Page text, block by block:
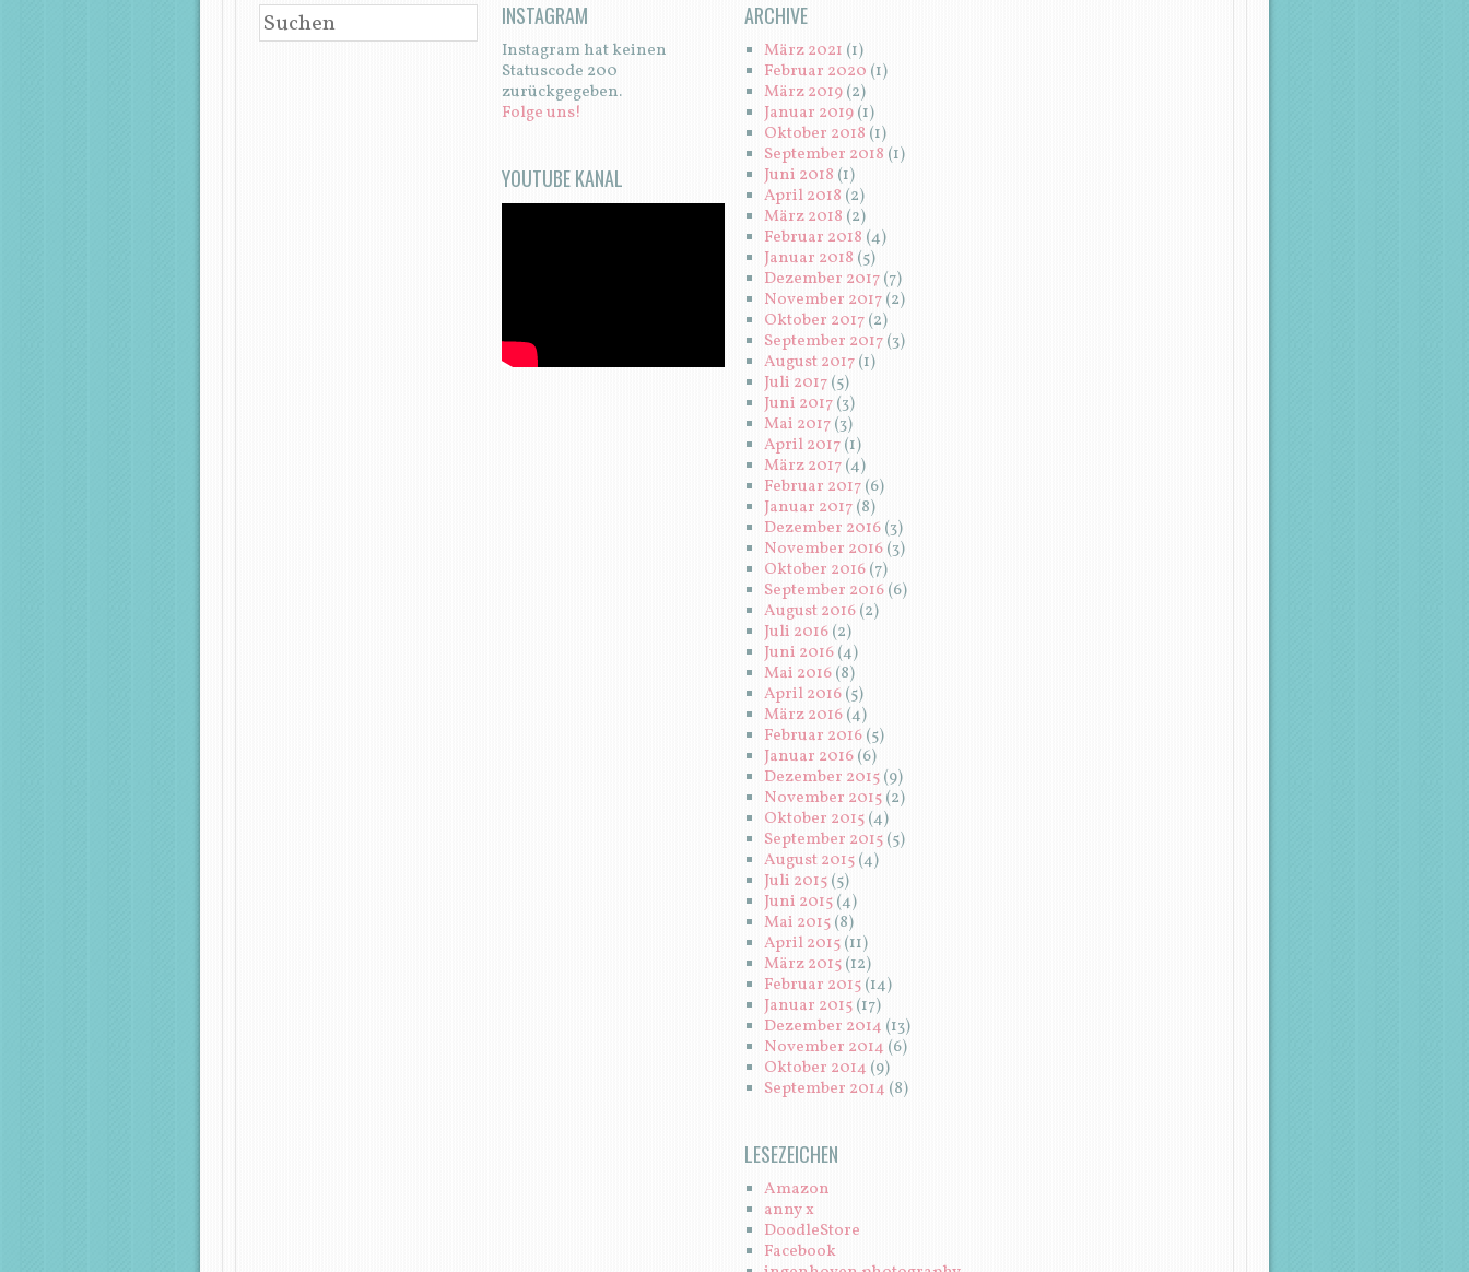
SUCHEN INSTAGRAM
Instagram hat keinen
Statuscode 200
zurückgegeben.
Folge uns!
YOUTUBE KANAL
ARCHIVE
März 2021 (1)
Februar 2020 (1)
März 2019(2)
Januar 2019(1)
Oktober 2018 (1)
September 2018 (1)
Juni 2018 (1)
April 2018 (2)
März 2018 (2)
Februar 2018 (4)
Januar 2018 (5)
Dezember 2017(7)
November 2017(2)
Oktober 2017(2)
September 2017(3)
August 2017(1)
Juli 2017(5)
Juni 2017(3)
Mai 2017(3)
April 2017(1)
März 2017(4)
Februar 2017(6)
Januar 2017(8)
Dezember 2016(3)
November 2016(3)
Oktober 2016(7)
September 2016(6)
August 2016(2)
Juli 2016(2)
Juni 2016(4)
Mai 2016(8)
April 2016(5)
März 2016(4)
Februar 2016(5)
Januar 2016(6)
Dezember 2015(9)
November 2015(2)
Oktober 2015(4)
September 2015(5)
August 2015(4)
Juli 2015(5)
Juni 2015(4)
Mai 2015(8)
April 2015(11)
März 2015(12)
Februar 2015(14)
Januar 2015(17)
Dezember 2014 (13)
November 2014 (6)
Oktober 2014 (9)
September 2014 (8)
LESEZEICHEN
Amazon
anny x
DoodleStore
Facebook